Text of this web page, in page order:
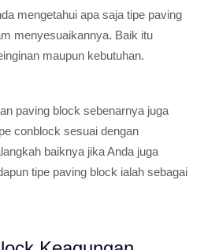
mengetahui apa saja tipe paving
menyesuaikannya. Baik itu
maupun kebutuhan.
paving block sebenarnya juga
conblock sesuai dengan
baiknya jika Anda juga
tipe paving block ialah sebagai